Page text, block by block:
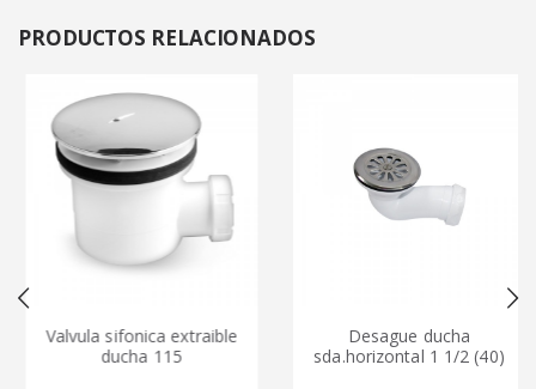
PRODUCTOS RELACIONADOS
Valvula sifonica extraible
ducha 115
Desague ducha
sda.horizontal 1 1/2 (40)